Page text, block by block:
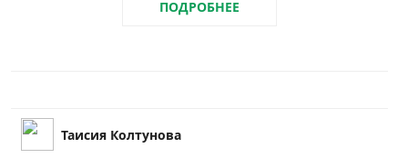
ПОДРОБНЕЕ
Таисия Колтунова